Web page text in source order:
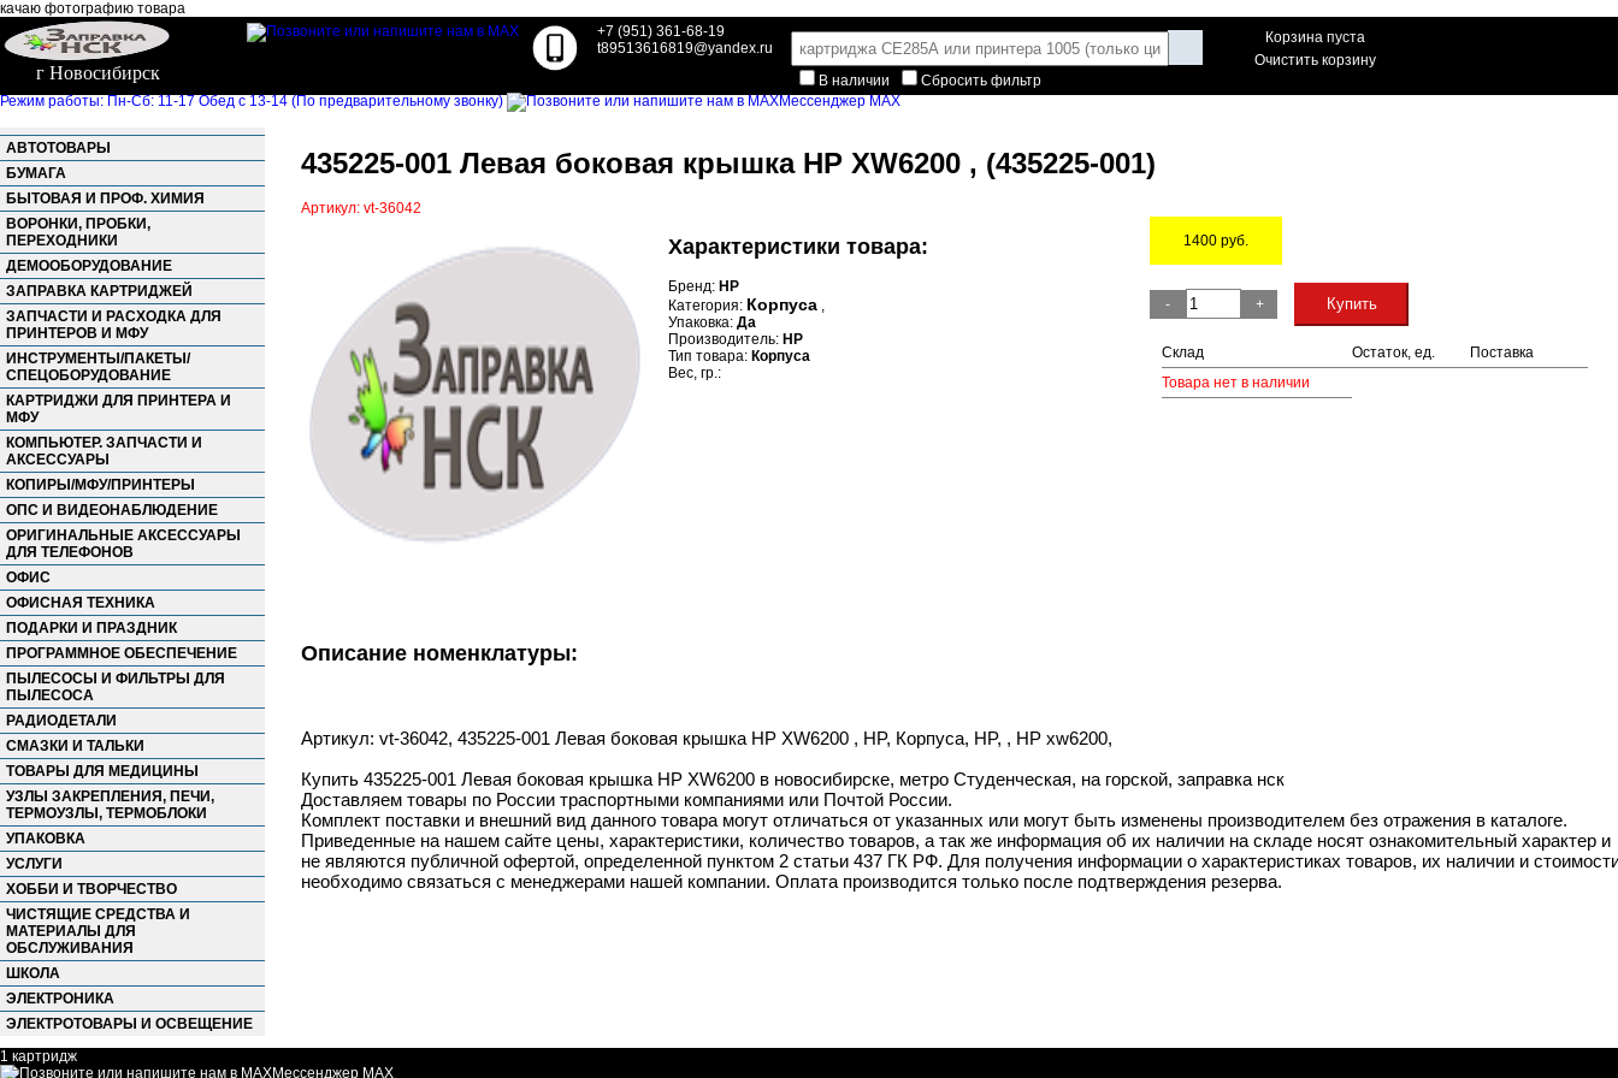
качаю фотографию товара
г Новосибирск
+7 (951) 361-68-19
t89513616819@yandex.ru
В наличии
Сбросить фильтр
Корзина пуста
Очистить корзину
Режим работы: Пн-Сб: 11-17 Обед с 13-14 (По предварительному звонку) Мессенджер MAX
АВТОТОВАРЫ
БУМАГА
БЫТОВАЯ И ПРОФ. ХИМИЯ
ВОРОНКИ, ПРОБКИ,
ПЕРЕХОДНИКИ
ДЕМООБОРУДОВАНИЕ
ЗАПРАВКА КАРТРИДЖЕЙ
ЗАПЧАСТИ И РАСХОДКА ДЛЯ
ПРИНТЕРОВ И МФУ
ИНСТРУМЕНТЫ/ПАКЕТЫ/
СПЕЦОБОРУДОВАНИЕ
КАРТРИДЖИ ДЛЯ ПРИНТЕРА И
МФУ
КОМПЬЮТЕР. ЗАПЧАСТИ И
АКСЕССУАРЫ
КОПИРЫ/МФУ/ПРИНТЕРЫ
ОПС И ВИДЕОНАБЛЮДЕНИЕ
ОРИГИНАЛЬНЫЕ АКСЕССУАРЫ
ДЛЯ ТЕЛЕФОНОВ
ОФИС
ОФИСНАЯ ТЕХНИКА
ПОДАРКИ И ПРАЗДНИК
ПРОГРАММНОЕ ОБЕСПЕЧЕНИЕ
ПЫЛЕСОСЫ И ФИЛЬТРЫ ДЛЯ
ПЫЛЕСОСА
РАДИОДЕТАЛИ
СМАЗКИ И ТАЛЬКИ
ТОВАРЫ ДЛЯ МЕДИЦИНЫ
УЗЛЫ ЗАКРЕПЛЕНИЯ, ПЕЧИ,
ТЕРМОУЗЛЫ, ТЕРМОБЛОКИ
УПАКОВКА
УСЛУГИ
ХОББИ И ТВОРЧЕСТВО
ЧИСТЯЩИЕ СРЕДСТВА И
МАТЕРИАЛЫ ДЛЯ
ОБСЛУЖИВАНИЯ
ШКОЛА
ЭЛЕКТРОНИКА
ЭЛЕКТРОТОВАРЫ И ОСВЕЩЕНИЕ
435225-001 Левая боковая крышка HP XW6200 , (435225-001)
Артикул: vt-36042
Характеристики товара:
Бренд: HP
Категория: Корпуса ,
Упаковка: Да
Производитель: HP
Тип товара: Корпуса
Вес, гр.:
1400 руб.
-
+ Купить
Склад Остаток, ед.
Поставка
Товара нет в наличии
Описание номенклатуры:
Артикул: vt-36042, 435225-001 Левая боковая крышка HP XW6200 , HP, Корпуса, HP, , HP xw6200,
Купить 435225-001 Левая боковая крышка HP XW6200 в новосибирске, метро Студенческая, на горской, заправка нск
Доставляем товары по России траспортными компаниями или Почтой России.
Комплект поставки и внешний вид данного товара могут отличаться от указанных или могут быть изменены производителем без отражения в каталоге.
Приведенные на нашем сайте цены, характеристики, количество товаров, а так же информация об их наличии на складе носят ознакомительный характер и
не являются публичной офертой, определенной пунктом 2 статьи 437 ГК РФ. Для получения информации о характеристиках товаров, их наличии и
необходимо связаться с менеджерами нашей компании. Оплата производится только после подтверждения резерва.
1 картридж
Мессенджер MAX